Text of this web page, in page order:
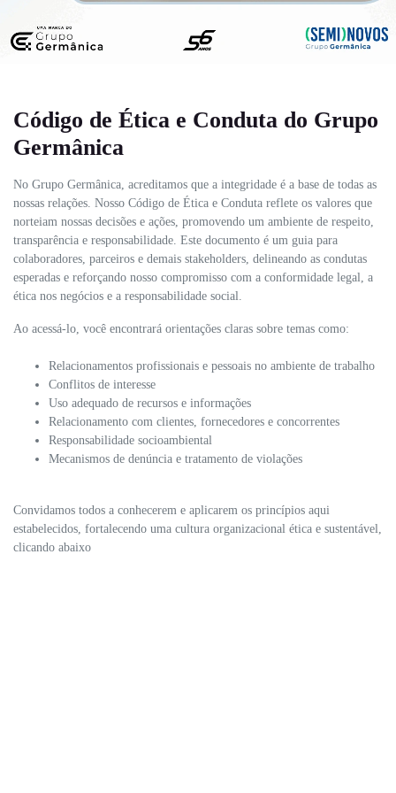
Código de Ética e Conduta do Grupo
Germânica
No Grupo Germânica, acreditamos que a integridade é a base de todas as
nossas relações. Nosso Código de Ética e Conduta reflete os valores que
norteiam nossas decisões e ações, promovendo um ambiente de respeito,
transparência e responsabilidade. Este documento é um guia para
colaboradores, parceiros e demais stakeholders, delineando as condutas
esperadas e reforçando nosso compromisso com a conformidade legal, a
ética nos negócios e a responsabilidade social.
Ao acessá-lo, você encontrará orientações claras sobre temas como:
Relacionamentos profissionais e pessoais no ambiente de trabalho
Conflitos de interesse
Uso adequado de recursos e informações
Relacionamento com clientes, fornecedores e concorrentes
Responsabilidade socioambiental
Mecanismos de denúncia e tratamento de violações
Convidamos todos a conhecerem e aplicarem os princípios aqui
estabelecidos, fortalecendo uma cultura organizacional ética e sustentável,
clicando abaixo